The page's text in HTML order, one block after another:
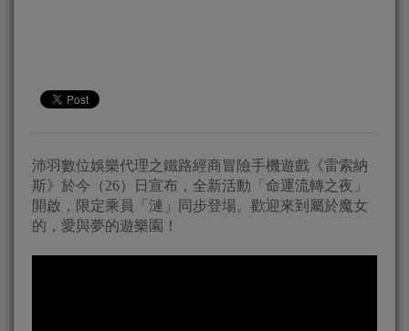
沛羽數位娛樂代理之鐵路經商冒險手機遊戲《雷索納
斯》於今（26）日宣布，全新活動「命運流轉之夜」
開啟，限定乘員「漣」同步登場。歡迎來到屬於魔女
的，愛與夢的遊樂園！